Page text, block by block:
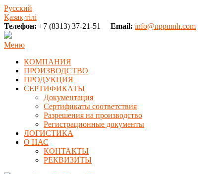
Русский
Қазақ тілі
Телефон: +7 (8313) 37-21-51 Email: info@nppmnh.com
Меню
КОМПАНИЯ
ПРОИЗВОДСТВО
ПРОДУКЦИЯ
СЕРТИФИКАТЫ
Документация
Сертификаты соответствия
Разрешения на производство
Регистрационные документы
ЛОГИСТИКА
О НАС
КОНТАКТЫ
РЕКВИЗИТЫ